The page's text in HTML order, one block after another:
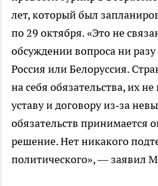
лет, который был
по 29 октября. «Это не
обсуждении вопроса ни
Россия или Белоруссия.
на себя обязательства, их
уставу и договору из‑за
обязательств принимается
решение. Нет никакого
политического», — заявил